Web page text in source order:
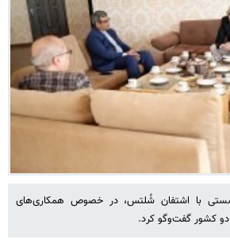
با اشتفان شُلتس، در خصوص همکاری‌های
کشور گفت‌وگو کرد.